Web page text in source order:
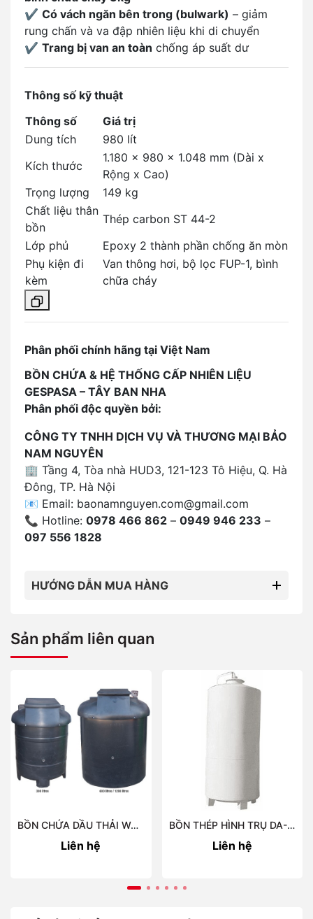
✔️ Có vách ngăn bên trong (bulwark) – giảm
rung chấn và va đập nhiên liệu khi di chuyển
✔️ Trang bị van an toàn chống áp suất dư
Thông số kỹ thuật
Thông số
Giá trị
Dung tích
980 lít
Kích thước
1.180 x 980 x 1.048 mm (Dài x
Rộng x Cao)
Trọng lượng
149 kg
Chất liệu thân
bồn
Thép carbon ST 44-2
Lớp phủ
Epoxy 2 thành phần chống ăn mòn
Phụ kiện đi
kèm
Van thông hơi, bộ lọc FUP-1, bình
chữa cháy
Phân phối chính hãng tại Việt Nam
BỒN CHỨA & HỆ THỐNG CẤP NHIÊN LIỆU
GESPASA – TÂY BAN NHA
Phân phối độc quyền bởi:
CÔNG TY TNHH DỊCH VỤ VÀ THƯƠNG MẠI BẢO
NAM NGUYÊN
🏢 Tầng 4, Tòa nhà HUD3, 121-123 Tô Hiệu, Q. Hà
Đông, TP. Hà Nội
📧 Email: baonamnguyen.com@gmail.com
📞 Hotline: 0978 466 862 – 0949 946 233 –
097 556 1828
HƯỚNG DẪN MUA HÀNG
Sản phẩm liên quan
BỒN CHỨA DẦU THẢI WASTE OIL TANKS
Liên hệ
BỒN THÉP HÌNH TRỤ DA-5500
Liên hệ